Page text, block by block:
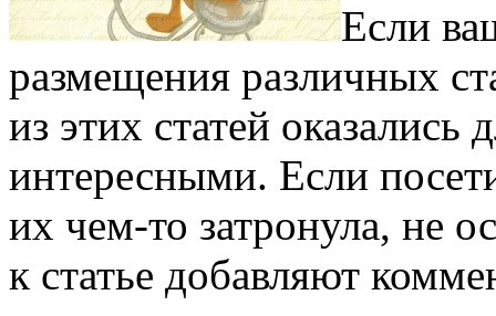
Если
размещения различных
из этих статей оказались
интересными. Если
их чем-то затронула, не
к статье добавляют